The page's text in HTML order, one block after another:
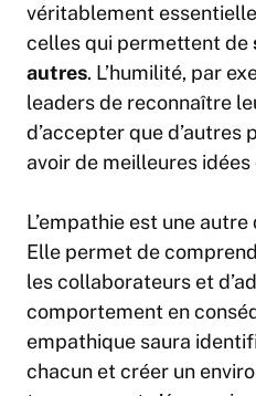
véritablement
celles qui permettent de
autres. L’humilité, par
leaders de reconnaître
d’accepter que d’autres
avoir de meilleures idées
L’empathie est une
Elle permet de
les collaborateurs et
comportement en
empathique saura
chacun et créer un